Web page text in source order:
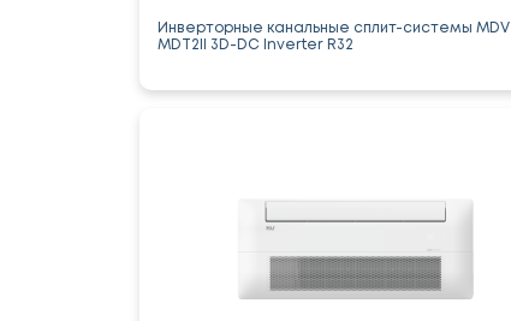
Инверторные канальные сплит-системы MDV
MDT2II 3D-DC Inverter R32